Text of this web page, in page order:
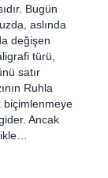
Bugün
aslında
değişen
türü,
satır
Ruhla
biçimlenmeye
Ancak